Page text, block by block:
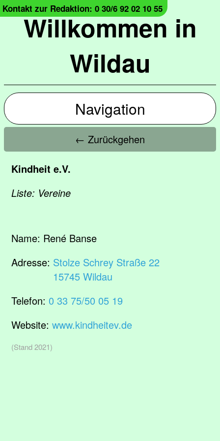
Willkommen in
Wildau
Kontakt zur Redaktion: 0 30/6 92 02 10 55
Navigation
← Zurückgehen
Kindheit e.V.
Liste: Vereine
Name: René Banse
Adresse: Stolze Schrey Straße 22
15745 Wildau
Telefon: 0 33 75/50 05 19
Website: www.kindheitev.de
(Stand 2021)